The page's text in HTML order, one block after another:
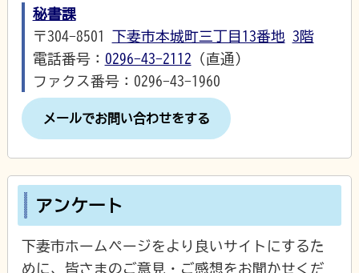
秘書課
〒304-8501 下妻市本城町三丁目13番地 3階
電話番号： 0296-43-2112 （直通）
ファクス番号：0296-43-1960
メールでお問い合わせをする
アンケート
下妻市ホームページをより良いサイトにするた
めに、皆さまのご意見・ご感想をお聞かせくだ